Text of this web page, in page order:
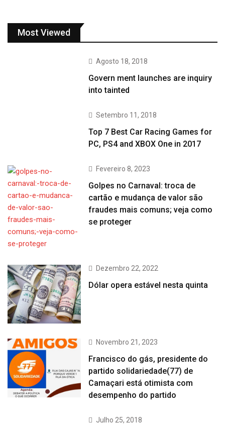
Most Viewed
Agosto 18, 2018
Govern ment launches are inquiry
into tainted
Setembro 11, 2018
Top 7 Best Car Racing Games for
PC, PS4 and XBOX One in 2017
Fevereiro 8, 2023
Golpes no Carnaval: troca de
cartão e mudança de valor são
fraudes mais comuns; veja como
se proteger
Dezembro 22, 2022
Dólar opera estável nesta quinta
Novembro 21, 2023
Francisco do gás, presidente do
partido solidariedade(77) de
Camaçari está otimista com
desempenho do partido
Julho 25, 2018